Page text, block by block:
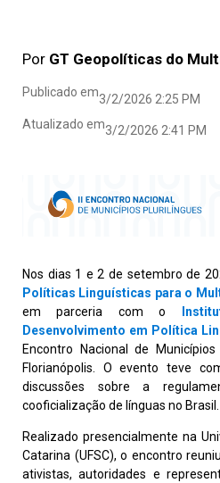
Por GT Geopolíticas do
Publicado em3/2/2026 2:25 PM
Atualizado em3/2/2026 2:41 PM
Nos dias 1 e 2 de setembro de
Políticas Linguísticas para o
em parceria com o
Desenvolvimento em Política
Encontro Nacional de
Florianópolis. O evento teve
discussões sobre a
cooficialização de línguas no Brasil.
Realizado presencialmente na
Catarina (UFSC), o encontro
ativistas, autoridades e